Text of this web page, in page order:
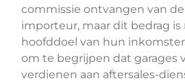
commissie ontvangen van
importeur, maar dit bedrag
hoofddoel van hun
om te begrijpen dat garages
verdienen aan aftersales-